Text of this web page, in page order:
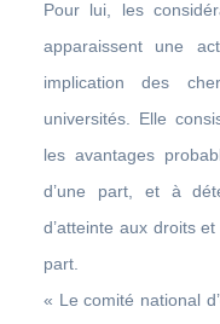
Pour lui, les
apparaissent une
implication des
universités. Elle
les avantages
d’une part, et à
d’atteinte aux droits
part.
« Le comité national